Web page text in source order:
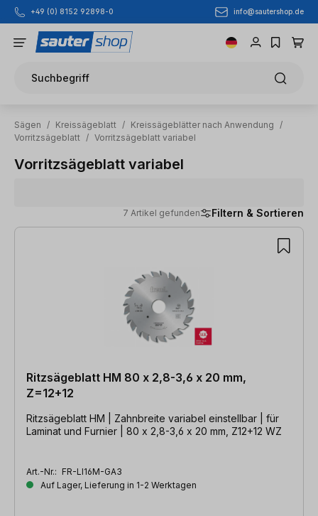
Zum Hauptinhalt springen
+49 (0) 8152 92898-0 info@sautershop.de
Suchbegriff
Sägen / Kreissägeblatt / Kreissägeblätter nach Anwendung
/
Vorritzsägeblatt / Vorritzsägeblatt variabel
Vorritzsägeblatt variabel
7 Artikel gefunden Filtern & Sortieren
7 Artikel gefunden
Ritzsägeblatt HM 80 x 2,8-3,6 x 20 mm,
Z=12+12
Ritzsägeblatt HM | Zahnbreite variabel einstellbar | für
Laminat und Furnier | 80 x 2,8-3,6 x 20 mm, Z12+12 WZ
Art.-Nr.: FR-LI16M-GA3
Auf Lager, Lieferung in 1-2 Werktagen